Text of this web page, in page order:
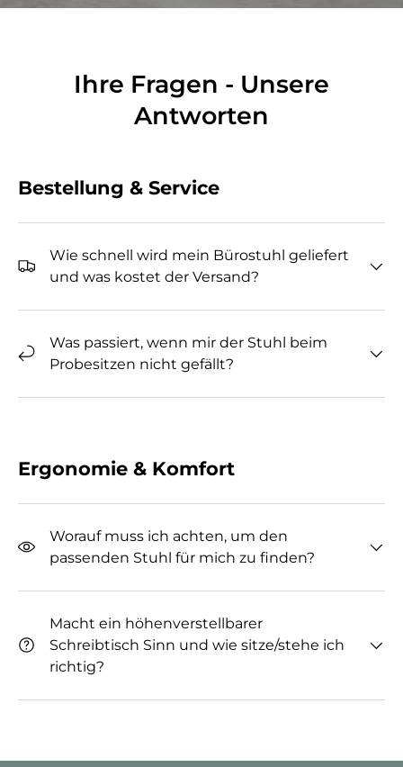
Ihre Fragen - Unsere
Antworten
Bestellung & Service
Wie schnell wird mein Bürostuhl geliefert
und was kostet der Versand?
Was passiert, wenn mir der Stuhl beim
Probesitzen nicht gefällt?
Ergonomie & Komfort
Worauf muss ich achten, um den
passenden Stuhl für mich zu finden?
Macht ein höhenverstellbarer
Schreibtisch Sinn und wie sitze/stehe ich
richtig?